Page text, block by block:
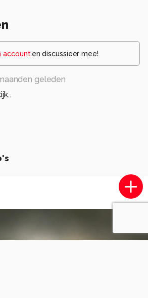
account en discussieer mee!
geleden